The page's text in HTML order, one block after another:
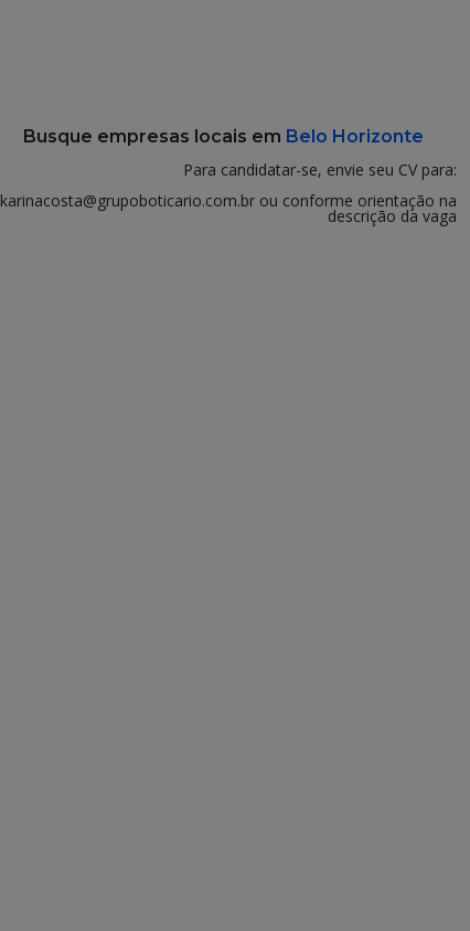
Busque empresas locais em Belo Horizonte
Para candidatar-se, envie seu CV para:
karinacosta@grupoboticario.com.br ou conforme orientação na
descrição da vaga